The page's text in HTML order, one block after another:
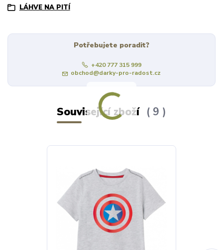
LÁHVE NA PITÍ
Potřebujete poradit?
+420 777 315 999
obchod@darky-pro-radost.cz
Související zboží 9